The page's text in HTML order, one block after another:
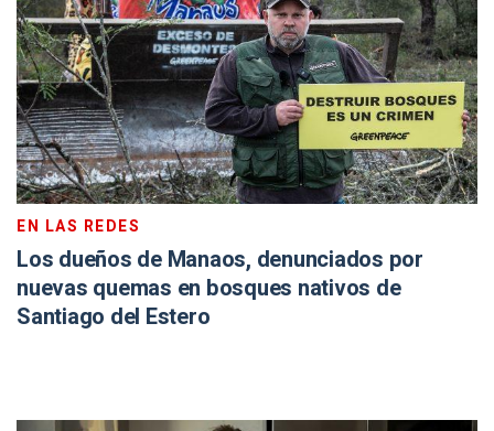
EN LAS REDES
Los dueños de Manaos, denunciados por
nuevas quemas en bosques nativos de
Santiago del Estero